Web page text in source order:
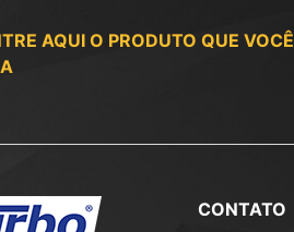
AQUI O PRODUTO QUE VOCÊ
CONTATO